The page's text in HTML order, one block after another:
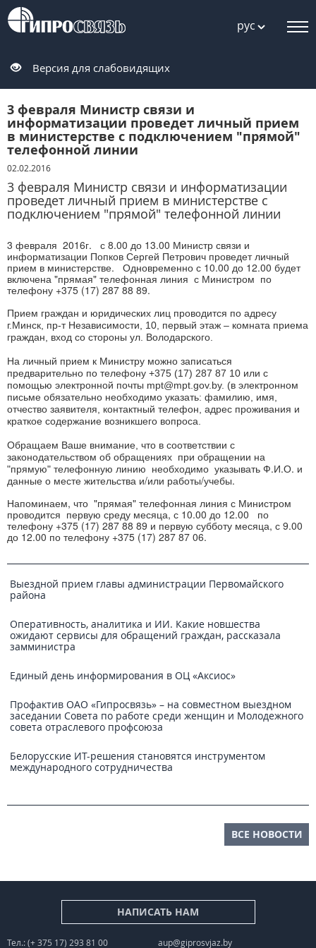
рус
Версия для слабовидящих
3 февраля Министр связи и
информатизации проведет личный прием
в министерстве с подключением "прямой"
телефонной линии
02.02.2016
3 февраля Министр связи и информатизации
проведет личный прием в министерстве с
подключением "прямой" телефонной линии
3 февраля 2016г. с 8.00 до 13.00 Министр связи и
информатизации Попков Сергей Петрович проведет личный
прием в министерстве. Одновременно с 10.00 до 12.00 будет
включена "прямая" телефонная линия с Министром по
телефону +375 (17) 287 88 89.
Прием граждан и юридических лиц проводится по адресу
г.Минск, пр-т Независимости, 10, первый этаж – комната приема
граждан, вход со стороны ул. Володарского.
На личный прием к Министру можно записаться
предварительно по телефону +375 (17) 287 87 10 или с
помощью электронной почты mpt@mpt.gov.by. (в электронном
письме обязательно необходимо указать: фамилию, имя,
отчество заявителя, контактный телефон, адрес проживания и
краткое содержание возникшего вопроса.
Обращаем Ваше внимание, что в соответствии с
законодательством об обращениях при обращении на
"прямую" телефонную линию необходимо указывать Ф.И.О. и
данные о месте жительства и/или работы/учебы.
Напоминаем, что "прямая" телефонная линия с Министром
проводится первую среду месяца, с 10.00 до 12.00 по
телефону +375 (17) 287 88 89 и первую субботу месяца, с 9.00
до 12.00 по телефону +375 (17) 287 87 06.
Выездной прием главы администрации Первомайского
района
Оперативность, аналитика и ИИ. Какие новшества
ожидают сервисы для обращений граждан, рассказала
замминистра
Единый день информирования в ОЦ «Аксиос»
Профактив ОАО «Гипросвязь» – на совместном выездном
заседании Совета по работе среди женщин и Молодежного
совета отраслевого профсоюза
Белорусские ИТ-решения становятся инструментом
международного сотрудничества
ВСЕ НОВОСТИ
НАПИСАТЬ НАМ
Тел.: (+ 375 17) 293 81 00
aup@giprosvjaz.by